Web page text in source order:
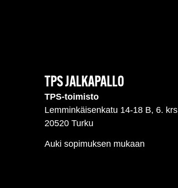
TPS JALKAPALLO
TPS-toimisto
Lemminkäisenkatu 14-18 B, 6. krs
20520 Turku
Auki sopimuksen mukaan